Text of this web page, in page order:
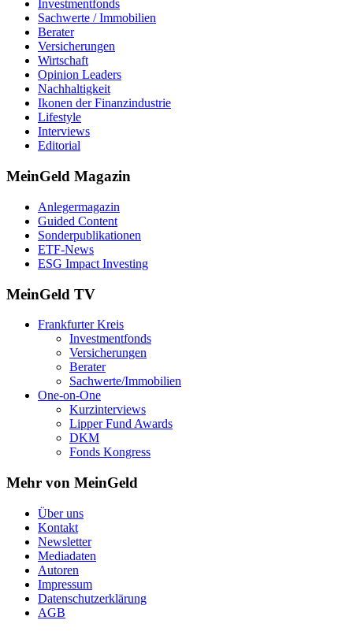
Investmentfonds
Sachwerte / Immobilien
Berater
Versicherungen
Wirtschaft
Opinion Leaders
Nachhaltigkeit
Ikonen der Finanzindustrie
Lifestyle
Interviews
Editorial
MeinGeld Magazin
Anlegermagazin
Guided Content
Sonderpublikationen
ETF-News
ESG Impact Investing
MeinGeld TV
Frankfurter Kreis
Investmentfonds
Versicherungen
Berater
Sachwerte/Immobilien
One-on-One
Kurzinterviews
Lipper Fund Awards
DKM
Fonds Kongress
Mehr von MeinGeld
Über uns
Kontakt
Newsletter
Mediadaten
Autoren
Impressum
Datenschutzerklärung
AGB